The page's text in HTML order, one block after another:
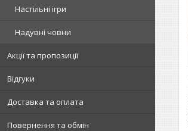
Настільні ігри
Надувні човни
Акції та пропозиції
Відгуки
Доставка та оплата
Повернення та обмін